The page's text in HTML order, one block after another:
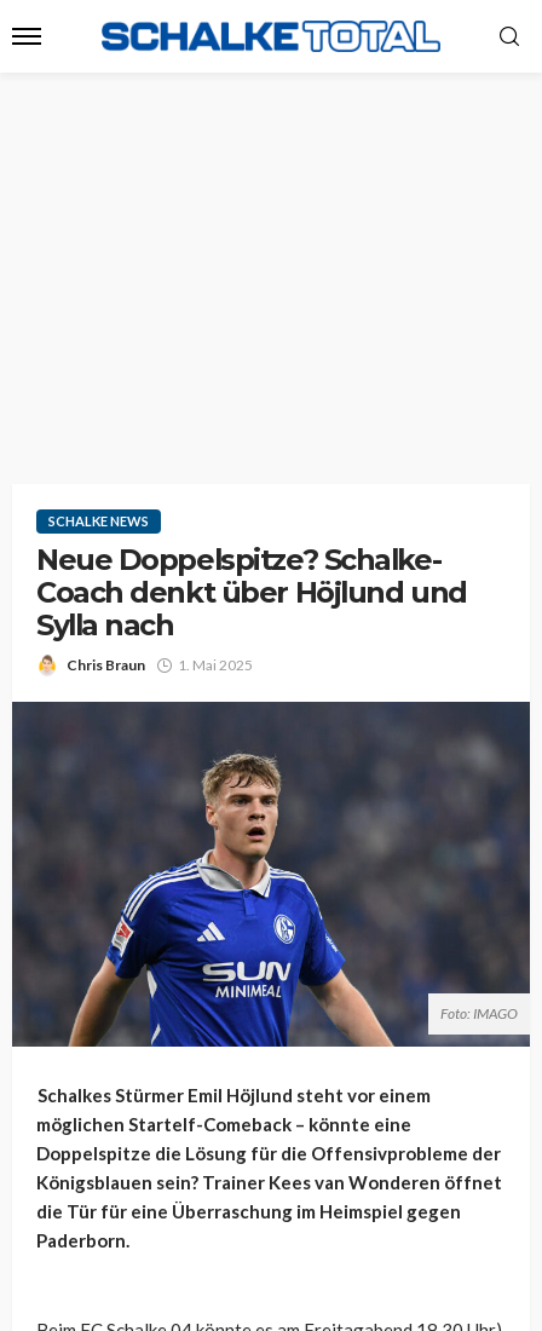
SCHALKE NEWS
Neue Doppelspitze? Schalke-
Coach denkt über Höjlund und
Sylla nach
Chris Braun 1. Mai 2025
Foto: IMAGO
Schalkes Stürmer Emil Höjlund steht vor einem
möglichen Startelf-Comeback – könnte eine
Doppelspitze die Lösung für die Offensivprobleme der
Königsblauen sein? Trainer Kees van Wonderen öffnet
die Tür für eine Überraschung im Heimspiel gegen
Paderborn.